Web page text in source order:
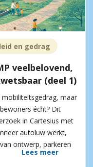
en gedrag
veelbelovend,
(deel 1)
maar
écht? Dit
in Cartesius met
autoluw werkt,
ontwerp, parkeren
Lees meer